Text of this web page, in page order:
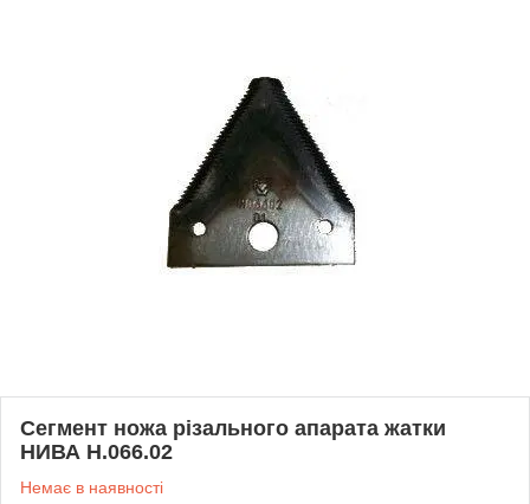
Сегмент ножа різального апарата жатки
НИВА Н.066.02
Немає в наявності